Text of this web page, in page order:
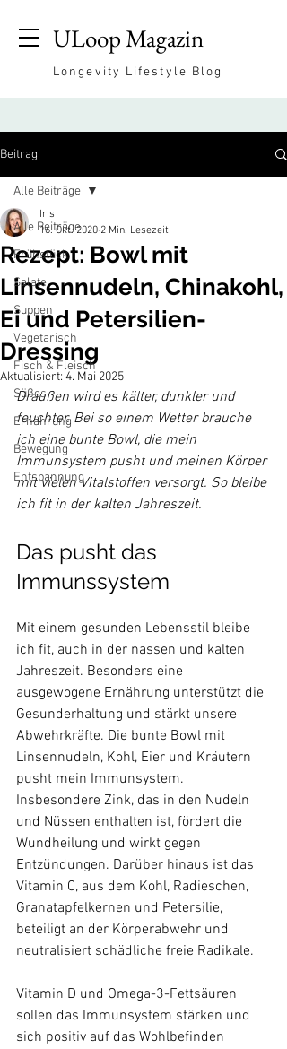
ULoop Magazin
Longevity Lifestyle Blog
Beitrag
Alle Beiträge
Frühstück
Salate
Suppen
Vegetarisch
Fisch & Fleisch
Süßes
Ernährung
Bewegung
Entspannung
Alle Beiträge
Rezept: Bowl mit
Linsennudeln, Chinakohl,
Ei und Petersilien-
Dressing
Iris
16. Okt. 2020 2 Min. Lesezeit
Aktualisiert: 4. Mai 2025
Draußen wird es kälter, dunkler und
feuchter. Bei so einem Wetter brauche
ich eine bunte Bowl, die mein
Immunsystem pusht und meinen Körper
mit vielen Vitalstoffen versorgt. So bleibe
ich fit in der kalten Jahreszeit.
Das pusht das
Immunssystem
Mit einem gesunden Lebensstil bleibe
ich fit, auch in der nassen und kalten
Jahreszeit. Besonders eine
ausgewogene Ernährung unterstützt die
Gesunderhaltung und stärkt unsere
Abwehrkräfte. Die bunte Bowl mit
Linsennudeln, Kohl, Eier und Kräutern
pusht mein Immunsystem.
Insbesondere Zink, das in den Nudeln
und Nüssen enthalten ist, fördert die
Wundheilung und wirkt gegen
Entzündungen. Darüber hinaus ist das
Vitamin C, aus dem Kohl, Radieschen,
Granatapfelkernen und Petersilie,
beteiligt an der Körperabwehr und
neutralisiert schädliche freie Radikale.
Vitamin D und Omega-3-Fettsäuren
sollen das Immunsystem stärken und
sich positiv auf das Wohlbefinden